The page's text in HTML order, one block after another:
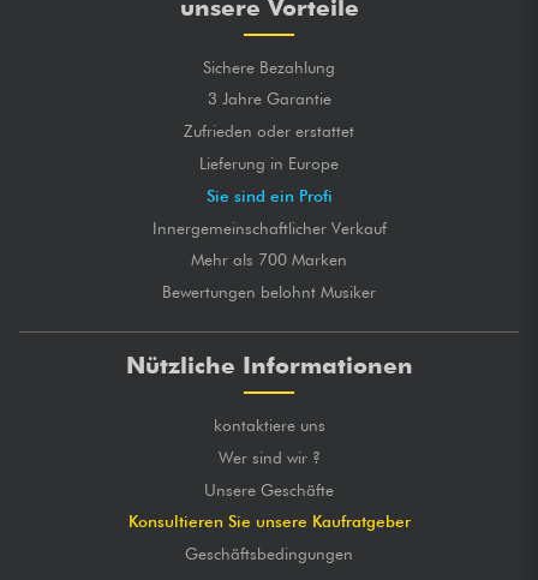
unsere Vorteile
Sichere Bezahlung
3 Jahre Garantie
Zufrieden oder erstattet
Lieferung in Europe
Sie sind ein Profi
Innergemeinschaftlicher Verkauf
Mehr als 700 Marken
Bewertungen belohnt Musiker
Nützliche Informationen
kontaktiere uns
Wer sind wir ?
Unsere Geschäfte
Konsultieren Sie unsere Kaufratgeber
Geschäftsbedingungen